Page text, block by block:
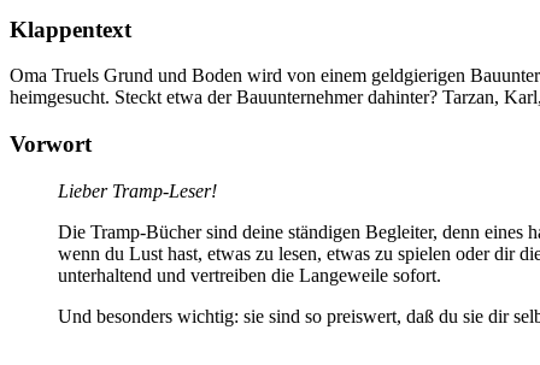
Klappentext
Oma Truels Grund und Boden wird von einem geldgierigen
heimgesucht. Steckt etwa der Bauunternehmer dahinter? Tarzan,
Vorwort
Lieber Tramp-Leser!
Die Tramp-Bücher sind deine ständigen Begleiter, denn eines
wenn du Lust hast, etwas zu lesen, etwas zu spielen oder dir
unterhaltend und vertreiben die Langeweile sofort.
Und besonders wichtig: sie sind so preiswert, daß du sie dir